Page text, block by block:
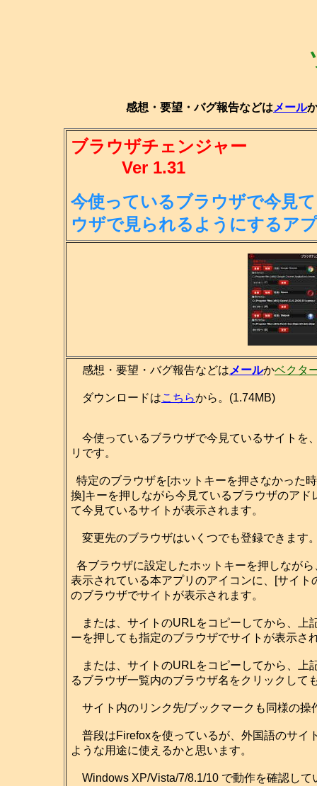
感想・要望・バグ報告などは メール
ブラウザチェンジャー
Ver 1.31
今使っているブラウザで今見
ウザで見られるようにするア
感想・要望・バグ報告などは メールかベクタ
ダウンロードはこちらから。(1.74MB)
今使っているブラウザで今見ているサイトを
リです。
特定のブラウザを[ホットキーを押さなかった
換]キーを押しながら今見ているブラウザのア
て今見ているサイトが表示されます。
変更先のブラウザはいくつでも登録できます
各ブラウザに設定したホットキーを押しなが
表示されている本アプリのアイコンに、[サイ
のブラウザでサイトが表示されます。
または、サイトのURLをコピーしてから、上
ーを押しても指定のブラウザでサイトが表示さ
または、サイトのURLをコピーしてから、上
るブラウザ一覧内のブラウザ名をクリックして
サイト内のリンク先/ブックマークも同様の操
普段はFirefoxを使っているが、外国語のサイ
ような用途に使えるかと思います。
Windows XP/Vista/7/8.1/10 で動作を確認して